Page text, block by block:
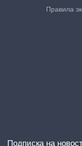
Правила
Подписка на